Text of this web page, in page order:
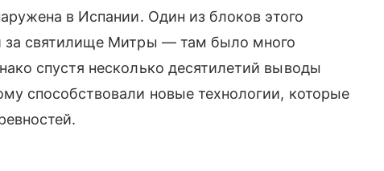
в Испании. Один из блоков этого
за святилище Митры — там было много
спустя несколько десятилетий выводы
способствовали новые технологии, которые